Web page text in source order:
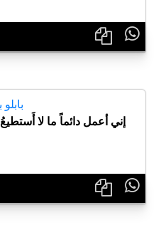

إني أعمل دائماً ما لا
